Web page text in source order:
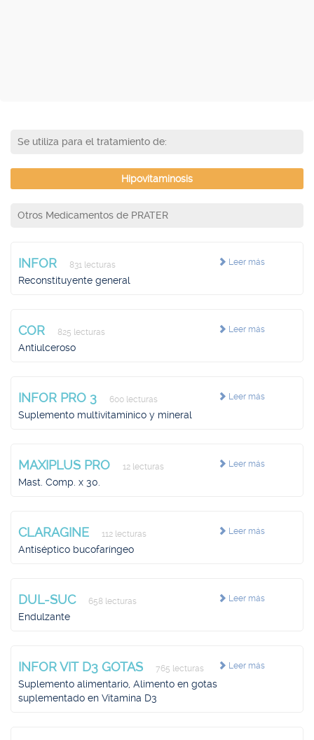
Se utiliza para el tratamiento de:
Hipovitaminosis
Otros Medicamentos de PRATER
Leer más
INFOR 831 lecturas
Reconstituyente general
Leer más
COR 825 lecturas
Antiulceroso
Leer más
INFOR PRO 3 600 lecturas
Suplemento multivitamínico y mineral
Leer más
MAXIPLUS PRO 12 lecturas
Mast. Comp. x 30.
Leer más
CLARAGINE 112 lecturas
Antiséptico bucofaríngeo
Leer más
DUL-SUC 658 lecturas
Endulzante
Leer más
INFOR VIT D3 GOTAS 765 lecturas
Suplemento alimentario, Alimento en gotas
suplementado en Vitamina D3